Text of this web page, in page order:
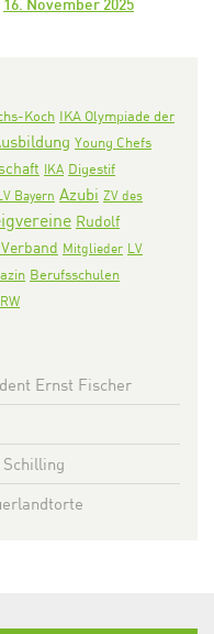
16. November 2025
Koch IKA Olympiade der
Young Chefs
IKA Digestif
Bayern Azubi ZV des
Rudolf
Mitglieder LV
Berufsschulen
Ernst Fischer
Schilling